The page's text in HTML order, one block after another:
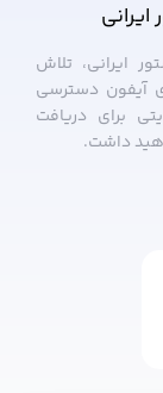
ایرانی، تلاش
آیفون دسترسی
برای دریافت
داشت.